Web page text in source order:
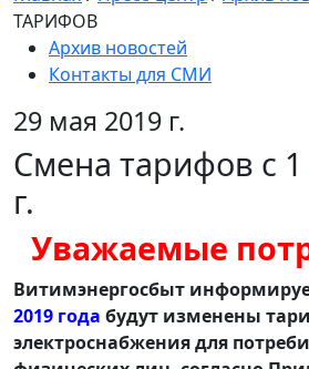
ТАРИФОВ
Архив новостей
Контакты для СМИ
29 мая 2019 г.
Смена тарифов с
г.
Уважаемые
Витимэнергосбыт
2019 года будут изменены
электроснабжения для